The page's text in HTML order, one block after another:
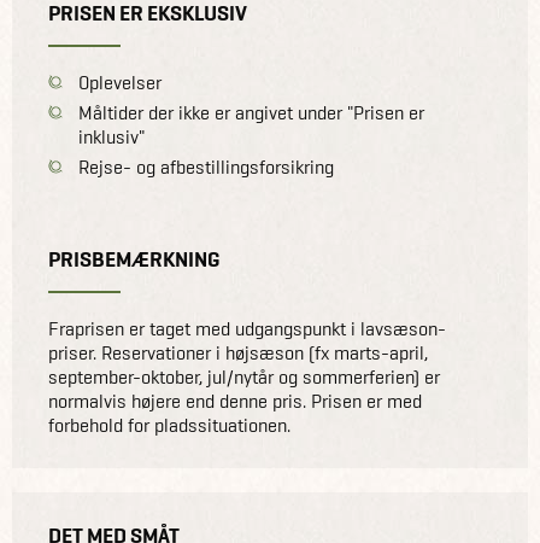
PRISEN ER EKSKLUSIV
Oplevelser
Måltider der ikke er angivet under "Prisen er
inklusiv"
Rejse- og afbestillingsforsikring
PRISBEMÆRKNING
Fraprisen er taget med udgangspunkt i lavsæson-
priser. Reservationer i højsæson (fx marts-april,
september-oktober, jul/nytår og sommerferien) er
normalvis højere end denne pris. Prisen er med
forbehold for pladssituationen.
DET MED SMÅT